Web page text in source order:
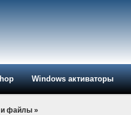
Windows активаторы
и файлы »